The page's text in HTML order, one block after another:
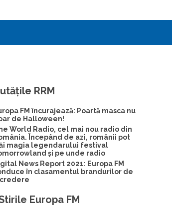
RRM
FM încurajează: Poartă masca nu
de Halloween!
World Radio, cel mai nou radio din
Începând de azi, românii pot
magia legendarului festival
și pe unde radio
News Report 2021: Europa FM
în clasamentul brandurilor de
Europa FM